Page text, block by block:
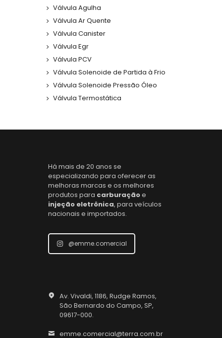
Válvula Agulha
Válvula Ar Quente
Válvula Canister
Válvula Egr
Válvula PCV
Válvula Solenoide de Partida à Frio
Válvula Solenoide Pressão Óleo
Válvula Termostática
Há mais de 20 anos se
especializando para oferecer as
melhoras marcas e os melhores
produtos para carburaçãoe
injeção eletrônica, para veículos
nacionais e importados.
@emme.comercial
Av. Vivaldi, 1186, Rudge Ramos,
São Bernardo do Campo, SP,
09617-000.
emme.comercial@terra.com.br